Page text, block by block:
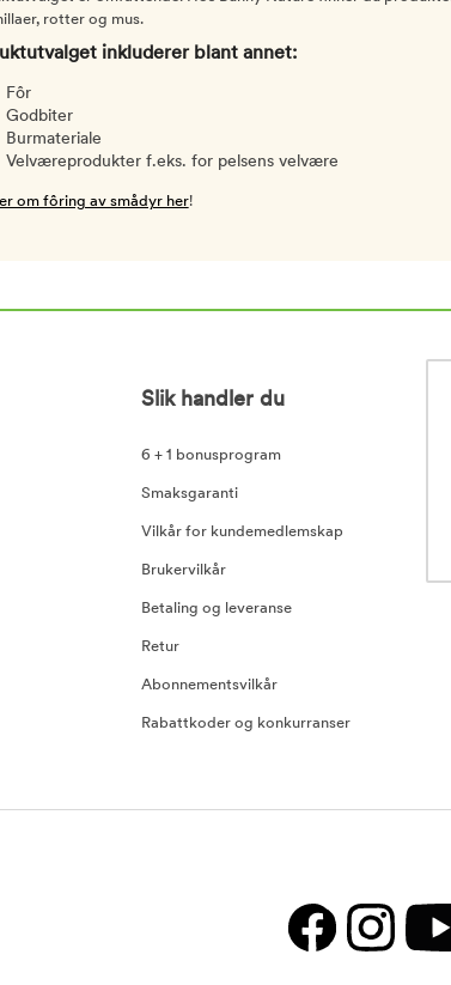
rotter og mus.
inkluderer blant annet:
Fôr
Godbiter
Burmateriale
Velværeprodukter f.eks. for pelsens velvære
om fôring av smådyr her!
Slik handler du
6 + 1 bonusprogram
Smaksgaranti
Vilkår for kundemedlemskap
Brukervilkår
Betaling og leveranse
Retur
Abonnementsvilkår
Rabattkoder og konkurranser